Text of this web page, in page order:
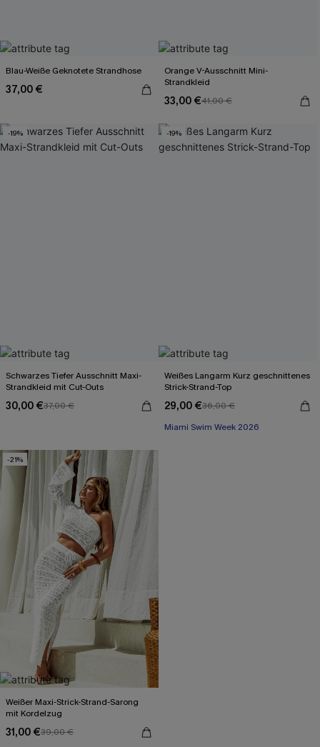
Blau-Weiße Geknotete Strandhose
37,00 €
Orange V-Ausschnitt Mini-
Strandkleid
33,00 €41,00 €
-19%
Schwarzes Tiefer Ausschnitt Maxi-
Strandkleid mit Cut-Outs
30,00 €37,00 €
-19%
Weißes Langarm Kurz geschnittenes
Strick-Strand-Top
29,00 €36,00 €
Miami Swim Week 2026
-21%
Weißer Maxi-Strick-Strand-Sarong
mit Kordelzug
31,00 €39,00 €